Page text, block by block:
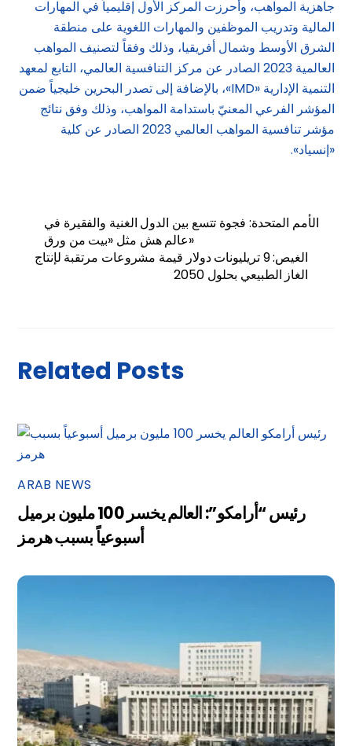
جاهزية المواهب، وأحرزت المركز الأول إقليمياً في المهارات
المالية وتدريب الموظفين والمهارات اللغوية على منطقة
الشرق الأوسط وشمال أفريقيا، وذلك وفقاً لتصنيف المواهب
العالمية 2023 الصادر عن مركز التنافسية العالمي، التابع لمعهد
التنمية الإدارية «IMD»، بالإضافة إلى تصدر البحرين خليجياً ضمن
المؤشر الفرعي المعنيّ باستدامة المواهب، وذلك وفق نتائج
مؤشر تنافسية المواهب العالمي 2023 الصادر عن كلية
«إنسياد».
الأمم المتحدة: فجوة تتسع بين الدول الغنية والفقيرة في
عالم هش مثل «بيت من ورق»
الغيص: 9 تريليونات دولار قيمة مشروعات مرتقبة لإنتاج
الغاز الطبيعي بحلول 2050
Related Posts
ARAB NEWS
رئيس “أرامكو”: العالم يخسر 100 مليون برميل
أسبوعياً بسبب هرمز